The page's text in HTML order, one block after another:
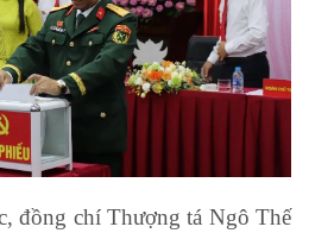
đồng chí Thượng tá Ngô Thế